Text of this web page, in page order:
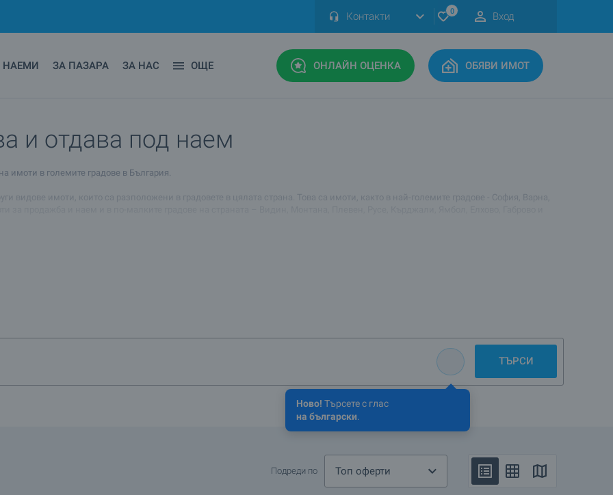
Контакти 0 Вход
НАЕМИ ЗА ПАЗАРА ЗА НАС ОЩЕ ОНЛАЙН ОЦЕНКА ОБЯВИ ИМОТ
и отдава под наем
имоти в големите градове в България.
видове имоти, които са разположени в градовете в цялата страна. Това са имоти, както в най-големите градове - София, Варна,
страна!
Ново! Търсете с глас
на български.
ТЪРСИ
Подреди по Топ оферти